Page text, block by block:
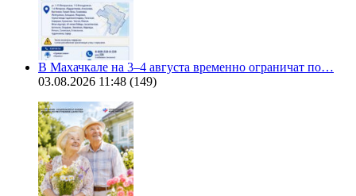
В Махачкале на 3–4 августа временно ограничат по…
03.08.2026 11:48 (149)